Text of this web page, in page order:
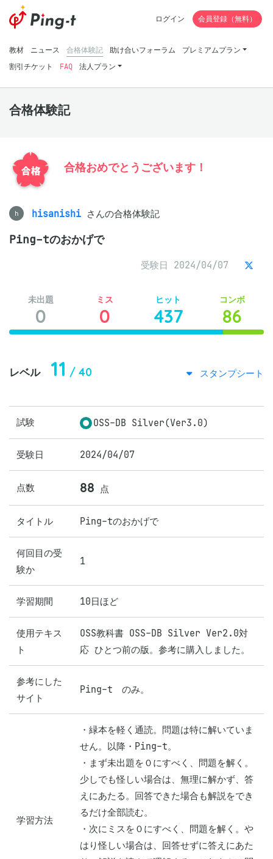
教材 ニュース 合格体験記 助け合いフォーラム
プレミアムプラン
割引チケット
FAQ 法人プラン
ログイン 会員登録（無料）
合格体験記
合格おめでとうございます！
h hisanishi さんの合格体験記
Ping-tのおかげで
受験日 2024/04/07
未出題
0
ミス
0
ヒット
437
コンボ
86
レベル 11 / 40 スタンプシート
試験 OSS-DB Silver(Ver3.0)
受験日 2024/04/07
点数 88 点
タイトル Ping-tのおかげで
何回目の受
験か
1
学習期間 10日ほど
使用テキス
ト
OSS教科書 OSS-DB Silver Ver2.0対
応 ひとつ前の版。参考に購入しました。
参考にした
サイト
Ping-t　のみ。
学習方法
・緑本を軽く通読。問題は特に解いていま
せん。以降・Ping-t。
・まず未出題を０にすべく、問題を解く。
少しでも怪しい場合は、無理に解かず、答
えにあたる。回答できた場合も解説をでき
るだけ全部読む。
・次にミスを０にすべく、問題を解く。や
はり怪しい場合は、回答せずに答えにあた